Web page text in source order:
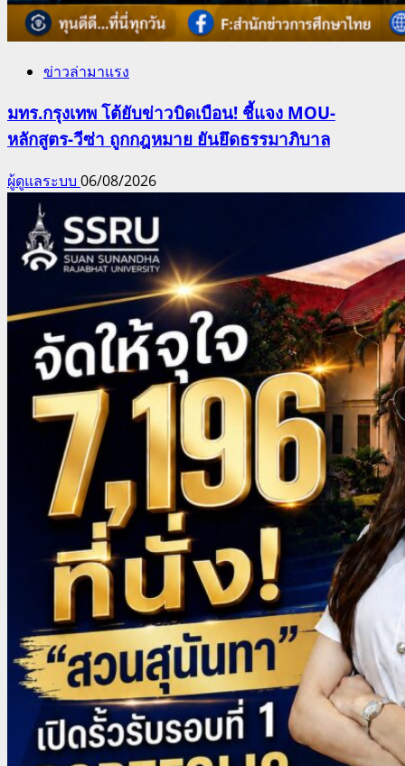
ข่าวล่ามาแรง
มทร.กรุงเทพ โต้ยับข่าวบิดเบือน! ชี้แจง MOU-
หลักสูตร-วีซ่า ถูกกฎหมาย ยันยึดธรรมาภิบาล
ผู้ดูแลระบบ 06/08/2026